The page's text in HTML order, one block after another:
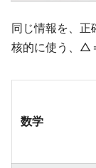
同じ情報を、
核的に使う、△
数学